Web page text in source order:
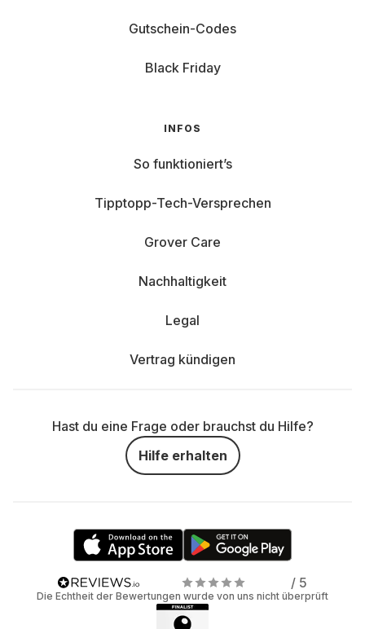
Gutschein-Codes
Black Friday
INFOS
So funktioniert’s
Tipptopp-Tech-Versprechen
Grover Care
Nachhaltigkeit
Legal
Vertrag kündigen
Hast du eine Frage oder brauchst du Hilfe?
Hilfe erhalten
/ 5
Die Echtheit der Bewertungen wurde von uns nicht überprüft